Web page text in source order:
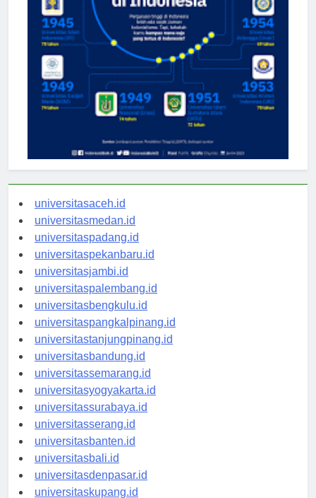
universitasaceh.id
universitasmedan.id
universitaspadang.id
universitaspekanbaru.id
universitasjambi.id
universitaspalembang.id
universitasbengkulu.id
universitaspangkalpinang.id
universitastanjungpinang.id
universitasbandung.id
universitassemarang.id
universitasyogyakarta.id
universitassurabaya.id
universitasserang.id
universitasbanten.id
universitasbali.id
universitasdenpasar.id